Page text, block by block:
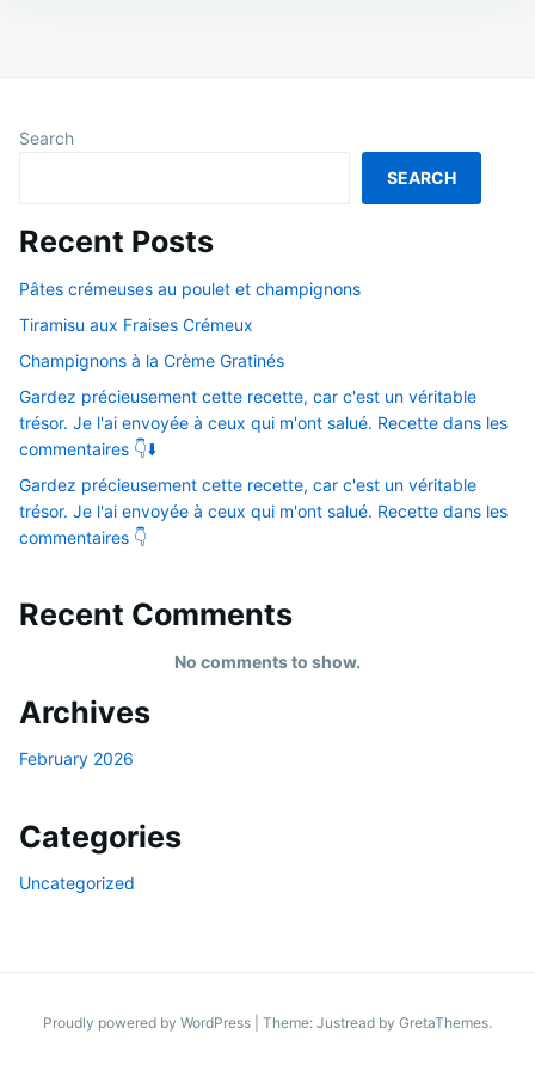
Search
SEARCH
Recent Posts
Pâtes crémeuses au poulet et champignons
Tiramisu aux Fraises Crémeux
Champignons à la Crème Gratinés
Gardez précieusement cette recette, car c'est un véritable
trésor. Je l'ai envoyée à ceux qui m'ont salué. Recette dans les
commentaires 👇⬇️
Gardez précieusement cette recette, car c'est un véritable
trésor. Je l'ai envoyée à ceux qui m'ont salué. Recette dans les
commentaires 👇
Recent Comments
No comments to show.
Archives
February 2026
Categories
Uncategorized
Proudly powered by WordPress Theme: Justread by GretaThemes.